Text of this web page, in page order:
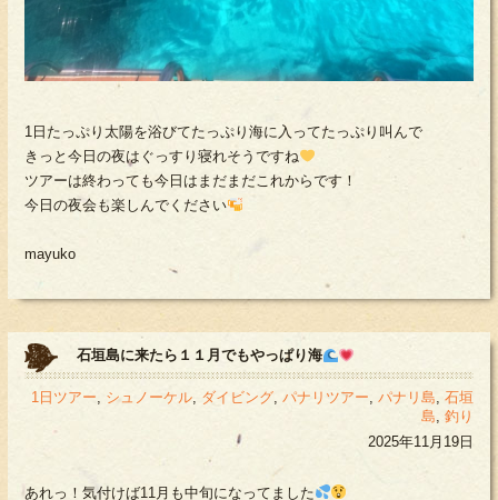
1日たっぷり太陽を浴びてたっぷり海に入ってたっぷり叫んで
きっと今日の夜はぐっすり寝れそうですね
ツアーは終わっても今日はまだまだこれからです！
今日の夜会も楽しんでください
mayuko
石垣島に来たら１１月でもやっぱり海
1日ツアー シュノーケル ダイビング パナリツアー パナリ島 石垣
島 釣り
2025年11月19日
あれっ！気付けば11月も中旬になってました